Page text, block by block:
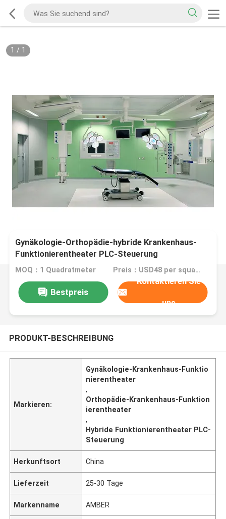
1 / 1
Gynäkologie-Orthopädie-hybride Krankenhaus-
Funktionierentheater PLC-Steuerung
MOQ：1 Quadratmeter Preis：USD48 per square meter
Bestpreis
Kontaktieren Sie
uns
PRODUKT-BESCHREIBUNG
Markieren:
Gynäkologie-Krankenhaus-Funktio
nierentheater
,
Orthopädie-Krankenhaus-Funktion
ierentheater
,
Hybride Funktionierentheater PLC-
Steuerung
Herkunftsort China
Lieferzeit 25-30 Tage
Markenname AMBER